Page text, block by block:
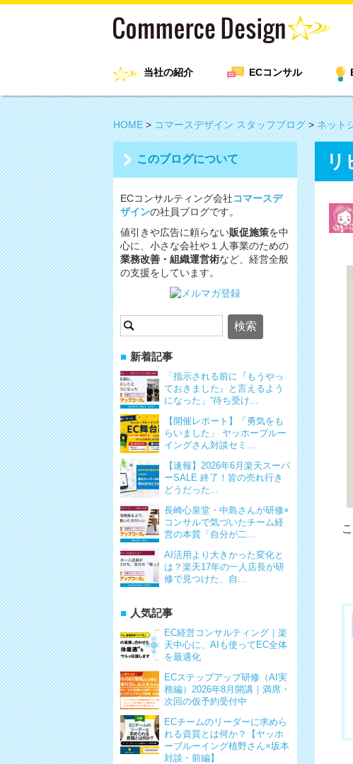
当社の紹介 ECコンサル
HOME>コマースデザイン スタッフブログ>ネット
このブログについて
ECコンサルティング会社コマースデ
ザインの社員ブログです。
値引きや広告に頼らない販促施策を中
心に、小さな会社や１人事業のための
業務改善・組織運営術など、経営全般
の支援をしています。
検
索:
新着記事
「指示される前に『もうやっ
ておきました』と言えるよう
になった」“待ち受け...
【開催レポート】「勇気をも
らいました」 ヤッホーブルー
イングさん対談セミ...
【速報】2026年6月楽天スーパ
ーSALE 終了！皆の売れ行き
どうだった...
長崎心泉堂・中島さんが研修×
コンサルで気づいたチーム経
営の本質「自分が二...
AI活用より大きかった変化と
は？楽天17年の一人店長が研
修で見つけた、自...
人気記事
EC経営コンサルティング｜楽
天中心に、AIも使ってEC全体
を最適化
ECステップアップ研修（AI実
務編）2026年8月開講｜満席・
次回の仮予約受付中
ECチームのリーダーに求めら
れる資質とは何か？【ヤッホ
ーブルーイング植野さん×坂本
対談・前編】